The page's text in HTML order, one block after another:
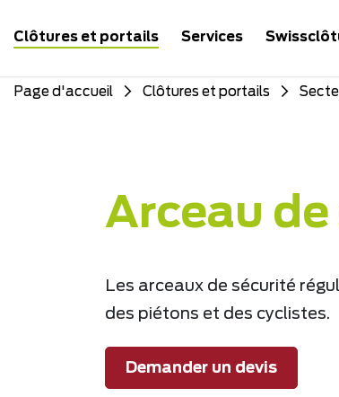
Clôtures et portails Services
Page d'accueil Clôtures et portails
Arceau
Les arceaux de sécurité
des piétons et des cyclistes.
Demander un devis